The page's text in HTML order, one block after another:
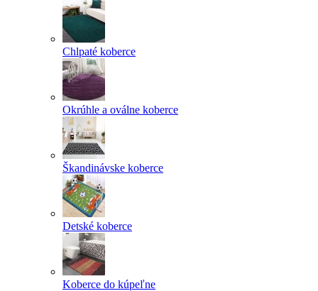
Chlpaté koberce
Okrúhle a oválne koberce
Škandinávske koberce
Detské koberce
Koberce do kúpeľne